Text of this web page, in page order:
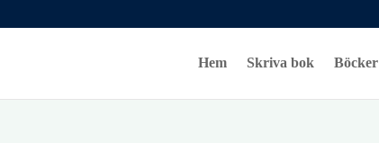
Hem Skriva bok Böcker